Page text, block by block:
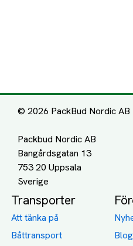
© 2026 PackBud Nordic AB
Packbud Nordic AB
Bangårdsgatan 13
753 20 Uppsala
Transporter
Att tänka på
Båttransport